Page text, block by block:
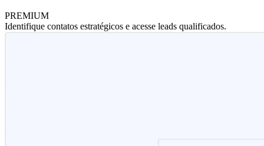
PREMIUM
Identifique contatos estratégicos e acesse leads qualificados.